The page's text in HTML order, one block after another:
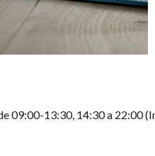
09:00-13:30, 14:30 a 22:00